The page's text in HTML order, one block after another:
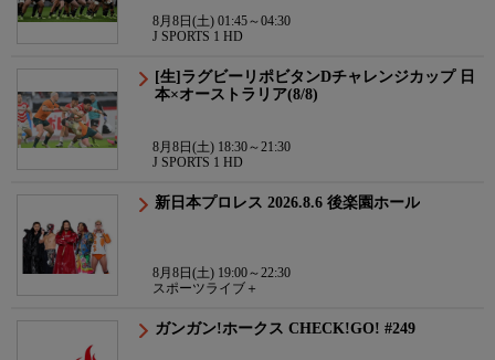
8月8日(土) 01:45～04:30
J SPORTS 1 HD
[生]ラグビーリポビタンDチャレンジカップ 日
本×オーストラリア(8/8)
8月8日(土) 18:30～21:30
J SPORTS 1 HD
新日本プロレス 2026.8.6 後楽園ホール
8月8日(土) 19:00～22:30
スポーツライブ＋
ガンガン!ホークス CHECK!GO! #249